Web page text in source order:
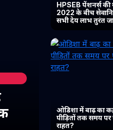
HPSEB पेंशनर्स
2022 के बीच
सभी देय लाभ तुरंत
ओडिशा में बाढ़ का
पीड़ितों तक समय पर
राहत?